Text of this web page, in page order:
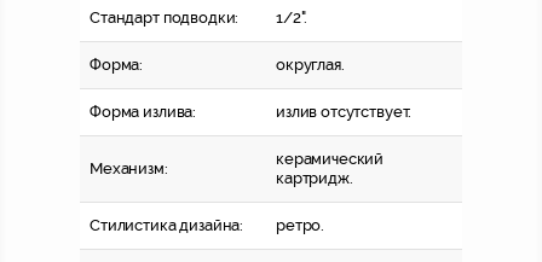
Стандарт подводки: 1/2".
Форма: округлая.
Форма излива: излив отсутствует.
Механизм:
керамический
картридж.
Стилистика дизайна: ретро.